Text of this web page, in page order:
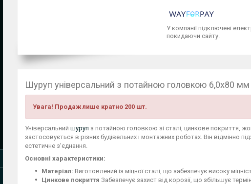
У компанії підключені
покидаючи сайту.
Шуруп універсальний з потайною головкою 6,0х80
Увага! Продаж лише кратно 200 шт.
Універсальний шуруп з потайною головкою зі сталі, цинкове покриття,
застосовується в різних будівельних і монтажних роботах. Він відмінно
естетичне з'єднання.
Основні характеристики:
Матеріал: Виготовлений із міцної сталі, що забезпечує високу
Цинкове покриття Забезпечує захист від корозії, що збільшує